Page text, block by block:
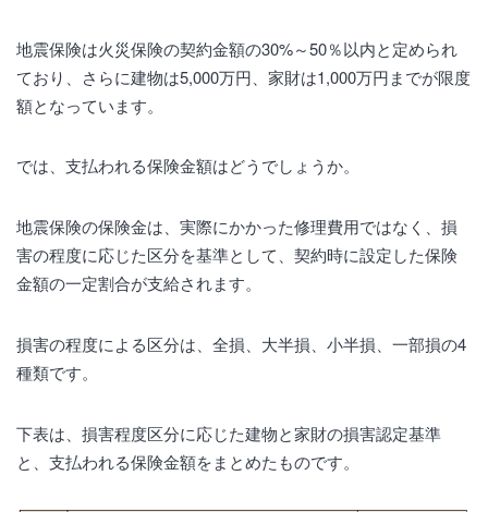
地震保険は火災保険の契約金額の30%～50％以内と定められ
ており、さらに建物は5,000万円、家財は1,000万円までが限度
額となっています。
では、支払われる保険金額はどうでしょうか。
地震保険の保険金は、実際にかかった修理費用ではなく、損
害の程度に応じた区分を基準として、契約時に設定した保険
金額の一定割合が支給されます。
損害の程度による区分は、全損、大半損、小半損、一部損の4
種類です。
下表は、損害程度区分に応じた建物と家財の損害認定基準
と、支払われる保険金額をまとめたものです。